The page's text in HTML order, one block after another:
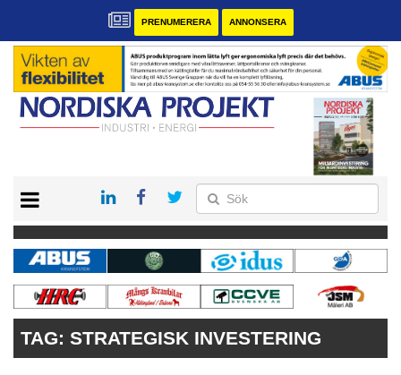
PRENUMERERA ANNONSERA
KONTAKT
VÅRA ANDRA MAGASIN
PRENUMERERA
ANNONSERA
TAG: STRATEGISK INVESTERING